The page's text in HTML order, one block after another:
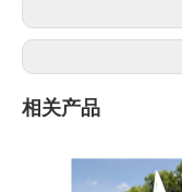
相关产品